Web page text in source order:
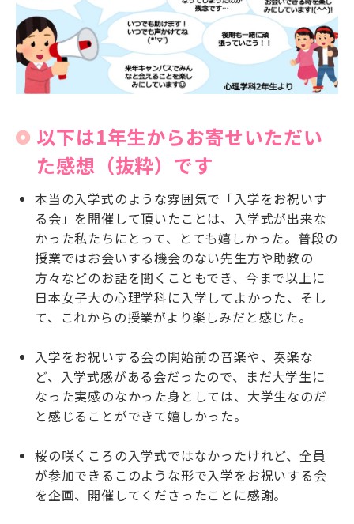
以下は1年生からお寄せいただい
た感想（抜粋）です
本当の入学式のような雰囲気で「入学をお祝いす
る会」を開催して頂いたことは、入学式が出来な
かった私たちにとって、とても嬉しかった。普段の
授業ではお会いする機会のない先生方や助教の
方々などのお話を聞くこともでき、今まで以上に
日本女子大の心理学科に入学してよかった、そし
て、これからの授業がより楽しみだと感じた。
入学をお祝いする会の開始前の音楽や、奏楽な
ど、入学式感がある会だったので、まだ大学生に
なった実感のなかった身としては、大学生なのだ
と感じることができて嬉しかった。
桜の咲くころの入学式ではなかったけれど、全員
が参加できるこのような形で入学をお祝いする会
を企画、開催してくださったことに感謝。